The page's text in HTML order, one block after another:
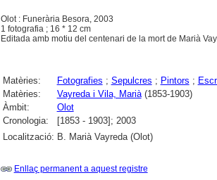
Olot : Funerària Besora, 2003
1 fotografia ; 16 * 12 cm
Editada amb motiu del centenari de la mort de Marià
Matèries: Fotografies ; Sepulcres ; Pintors ;
Matèries:
Vayreda i Vila, Marià(1853-1903)
Àmbit:
Olot
Cronologia:
[1853 - 1903]; 2003
Localització: B. Marià Vayreda (Olot)
Enllaç permanent a aquest registre